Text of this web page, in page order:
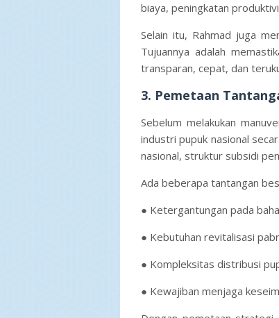
biaya, peningkatan
Selain itu, Rahmad juga
Tujuannya adalah
transparan, cepat, dan
3. Pemetaan
Sebelum melakukan
industri pupuk nasional
nasional, struktur subsidi
Ada beberapa tantangan
● Ketergantungan pada
● Kebutuhan revitalisasi
● Kompleksitas distribusi
● Kewajiban menjaga